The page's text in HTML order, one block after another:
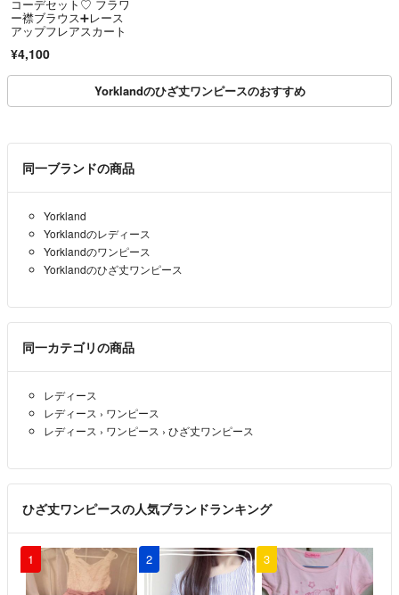
コーデセット♡ フラワ
ー襟ブラウス➕レース
アップフレアスカート
¥4,100
Yorklandのひざ丈ワンピースのおすすめ
同一ブランドの商品
Yorkland
Yorklandのレディース
Yorklandのワンピース
Yorklandのひざ丈ワンピース
同一カテゴリの商品
レディース
レディース › ワンピース
レディース › ワンピース › ひざ丈ワンピース
ひざ丈ワンピースの人気ブランドランキング
1 2 3